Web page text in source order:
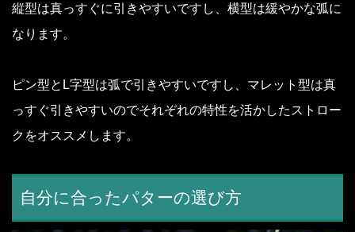
縦型は真っすぐに引きやすいですし、横型は緩やかな弧に
なります。
ピン型とL字型は弧で引きやすいですし、マレット型は真
っすぐ引きやすいのでそれぞれの特性を活かしたストロー
クをオススメします。
自分に合ったパターの選び方